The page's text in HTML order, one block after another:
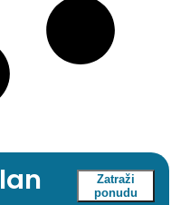
Zatraži
ponudu